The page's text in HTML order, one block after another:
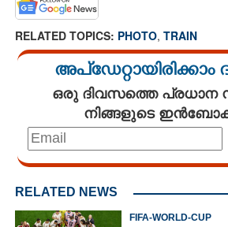
RELATED TOPICS: PHOTO, TRAIN
ഒരു ദിവസത്തെ പ്രധാന
നിങ്ങളുടെ
RELATED NEWS
FIFA-WORLD-CUP